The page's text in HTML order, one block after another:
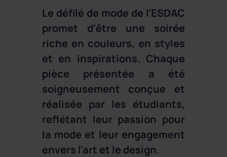
Le défilé de mode de l'ESDAC
promet d'être une soirée
riche en couleurs, en styles
et en inspirations. Chaque
pièce présentée a été
soigneusement conçue et
réalisée par les étudiants,
reflétant leur passion pour
la mode et leur engagement
envers l'art et le design.